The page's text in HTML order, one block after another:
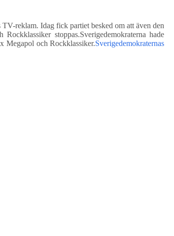
reklam. Idag fick partiet besked om att även den
stoppas.Sverigedemokraterna hade
Megapol och Rockklassiker.Sverigedemokraternas